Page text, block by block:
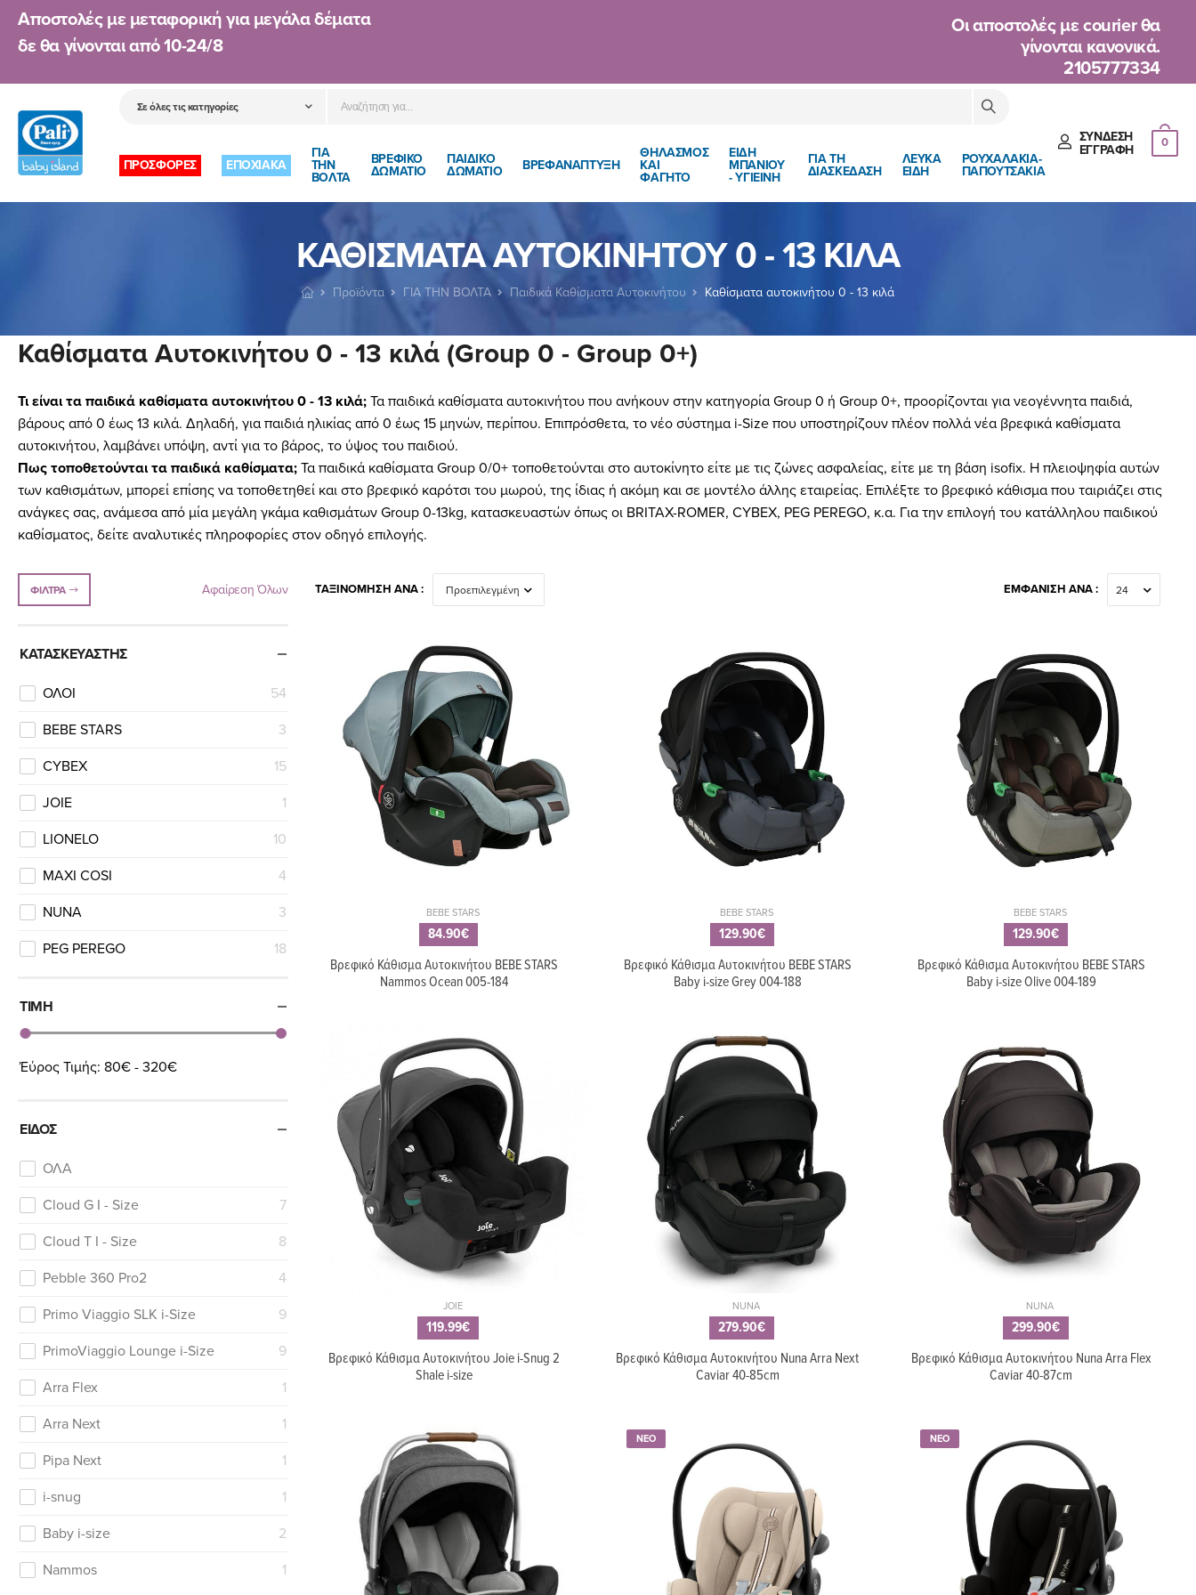
Αποστολές με μεταφορική για μεγάλα δέματα
δε θα γίνονται από10-24/8
Oι αποστολές με courier θα
γίνονται κανονικά.
2105777334
ΠΡΟΣΦΟΡΕΣ ΕΠΟΧΙΑΚΑ
ΓΙΑ
ΤΗΝ
ΒΟΛΤΑ
ΒΡΕΦΙΚΟ
ΔΩΜΑΤΙΟ
ΠΑΙΔΙΚΌ
ΔΩΜΆΤΙΟ
ΒΡΕΦΑΝΑΠΤΥΞΗ
ΘΗΛΑΣΜΟΣ
ΚΑΙ
ΦΑΓΗΤΟ
ΕΙΔΗ
ΜΠΑΝΙΟΥ
- ΥΓΙΕΙΝΗ
ΓΙΑ ΤΗ
ΔΙΑΣΚΕΔΑΣΗ
ΛΕΥΚΑ
ΕΙΔΗ
ΡΟΥΧΑΛΑΚΙΑ-
ΠΑΠΟΥΤΣΑΚΙΑ
ΣΎΝΔΕΣΗ
ΈΓΓΡΑΦΉ
0
ΚΑΘΊΣΜΑΤΑ ΑΥΤΟΚΙΝΉΤΟΥ 0 - 13 ΚΙΛΆ
Προϊόντα ΓΙΑ ΤΗΝ ΒΟΛΤΑ Παιδικά Καθίσματα Αυτοκινήτου Καθίσματα αυτοκινήτου 0 - 13 κιλά
Καθίσματα Αυτοκινήτου 0 - 13 κιλά (Group 0 - Group 0+)
Τι είναι τα παιδικά καθίσματα αυτοκινήτου 0 - 13 κιλά; Τα παιδικά καθίσματα αυτοκινήτου που ανήκουν στην κατηγορία Group 0 ή Group 0+, προορίζονται για νεογέννητα παιδιά,
βάρους από 0 έως 13 κιλά. Δηλαδή, για παιδιά ηλικίας από 0 έως 15 μηνών, περίπου. Επιπρόσθετα, το νέο σύστημα i-Size που υποστηρίζουν πλέον πολλά νέα βρεφικά καθίσματα
αυτοκινήτου, λαμβάνει υπόψη, αντί για το βάρος, το ύψος του παιδιού.
Πως τοποθετούνται τα παιδικά καθίσματα; Τα παιδικά καθίσματα Group 0/0+ τοποθετούνται στο αυτοκίνητο είτε με τις ζώνες ασφαλείας, είτε με τη βάση isofix. Η πλειοψηφία αυτών
των καθισμάτων, μπορεί επίσης να τοποθετηθεί και στο βρεφικό καρότσι του μωρού, της ίδιας ή ακόμη και σε μοντέλο άλλης εταιρείας. Επιλέξτε το βρεφικό κάθισμα που ταιριάζει στις
ανάγκες σας, ανάμεσα από μία μεγάλη γκάμα καθισμάτων Group 0-13kg, κατασκευαστών όπως οι BRITAX-ROMER, CYBEX, PEG PEREGO, κ.α. Για την επιλογή του κατάλληλου παιδικού
καθίσματος, δείτε αναλυτικές πληροφορίες στον οδηγό επιλογής.
ΦΊΛΤΡΑ Αφαίρεση Όλων
ΚΑΤΑΣΚΕΥΑΣΤΉΣ
ΟΛΟΙ 54
BEBE STARS 3
CYBEX 15
JOIE 1
LIONELO 10
MAXI COSI 4
NUNA 3
PEG PEREGO 18
ΤΙΜΉ
Έύρος Τιμής: 80€ - 320€
ΕΊΔΟΣ
ΟΛΑ
Cloud G I - Size 7
Cloud T I - Size 8
Pebble 360 Pro2 4
Primo Viaggio SLK i-Size 9
PrimoViaggio Lounge i-Size 9
Arra Flex 1
Arra Next 1
Pipa Next 1
i-snug 1
Baby i-size 2
Nammos 1
ΤΑΞΙΝΌΜΗΣΗ ΑΝΆ : ΕΜΦΆΝΙΣΗ ΑΝΆ :
BEBE STARS
84.90€
Βρεφικό Κάθισμα Αυτοκινήτου BEBE STARS
Nammos Ocean 005-184
BEBE STARS
129.90€
Βρεφικό Κάθισμα Αυτοκινήτου BEBE STARS
Baby i-size Grey 004-188
BEBE STARS
129.90€
Βρεφικό Κάθισμα Αυτοκινήτου BEBE STARS
Baby i-size Olive 004-189
JOIE
119.99€
Βρεφικό Κάθισμα Αυτοκινήτου Joie i-Snug 2
Shale i-size
NUNA
279.90€
Βρεφικό Κάθισμα Αυτοκινήτου Nuna Arra Next
Caviar 40-85cm
NUNA
299.90€
Βρεφικό Κάθισμα Αυτοκινήτου Nuna Arra Flex
Caviar 40-87cm
ΝΕΟ ΝΕΟ